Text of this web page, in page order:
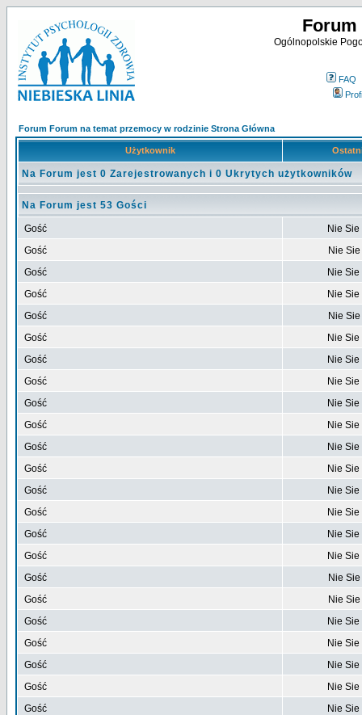
Forum
Ogólnopolskie
FAQ
Forum Forum na temat przemocy w rodzinie Strona Główna
Użytkownik
Na Forum jest 0 Zarejestrowanych i 0 Ukrytych użytkowników
Na Forum jest 53 Gości
Gość
Nie
Gość
Nie
Gość
Nie
Gość
Nie
Gość
Nie
Gość
Nie
Gość
Nie
Gość
Nie
Gość
Nie
Gość
Nie
Gość
Nie
Gość
Nie
Gość
Nie
Gość
Nie
Gość
Nie
Gość
Nie
Gość
Nie
Gość
Nie
Gość
Nie
Gość
Nie
Gość
Nie
Gość
Nie
Gość
Nie